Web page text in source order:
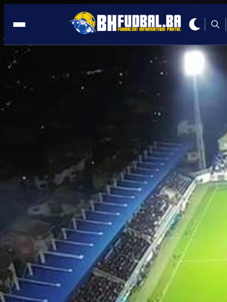
Ovako se voli klub: Navijači Novog
Pazara traže da noće na stadionu pred
duel sa Zvezdom!
Redakcija
13:10, 16.05.2025